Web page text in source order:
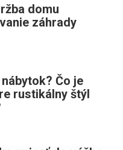
domu
záhrady
Čo je
rustikálny štýl